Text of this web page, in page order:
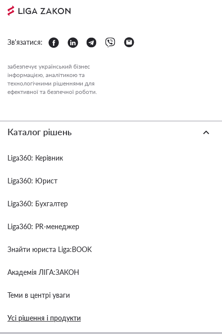
Зв'язатися:
забезпечує український бізнес
інформацією, аналітикою та
технологічними рішеннями для
ефективної та безпечної роботи.
Каталог рішень
Liga360: Керівник
Liga360: Юрист
Liga360: Бухгалтер
Liga360: PR-менеджер
Знайти юриста Liga:BOOK
Академія ЛІГА:ЗАКОН
Теми в центрі уваги
Усі рішення і продукти